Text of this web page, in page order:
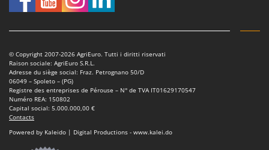
© Copyright 2007-2026 AgriEuro. Tutti i diritti riservati
Raison sociale: AgriEuro S.R.L.
Adresse du siège social: Fraz. Petrognano 50/D
06049 – Spoleto – (PG)
Registre des entreprises de Pérouse – N° de TVA IT01629170547
Numéro REA: 150802
Capital social: 5.000.000,00 €
Contacts
Powered by Kaleido | Digital Productions - www.kalei.do